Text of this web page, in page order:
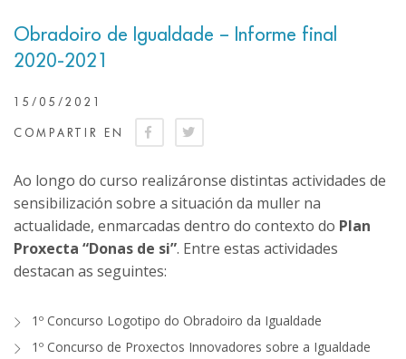
Obradoiro de Igualdade – Informe final
2020-2021
15/05/2021
COMPARTIR EN
Ao longo do curso realizáronse distintas actividades de
sensibilización sobre a situación da muller na
actualidade, enmarcadas dentro do contexto do Plan
Proxecta “Donas de si”. Entre estas actividades
destacan as seguintes:
1º Concurso Logotipo do Obradoiro da Igualdade
1º Concurso de Proxectos Innovadores sobre a Igualdade